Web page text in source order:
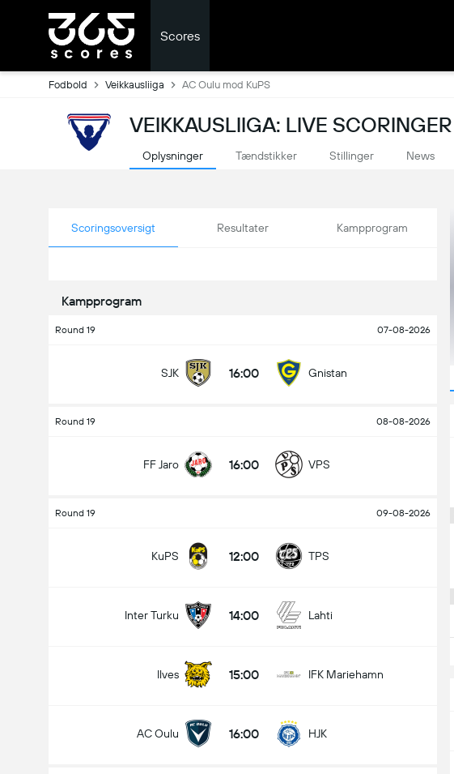
Scores
Fodbold Veikkausliiga AC Oulu mod KuPS
VEIKKAUSLIIGA: LIVE SCORINGER
Oplysninger Tændstikker Stillinger News
Scoringsoversigt Resultater Kampprogram
Kampprogram
Round 19 07-08-2026
SJK 16:00 Gnistan
Round 19 08-08-2026
FF Jaro 16:00 VPS
Round 19 09-08-2026
KuPS 12:00 TPS
Inter Turku 14:00 Lahti
Ilves 15:00 IFK Mariehamn
AC Oulu 16:00 HJK